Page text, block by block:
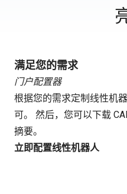
满足您的需求
门户配置器
根据您的需求定制线性机
可。 然后，您可以下载
摘要。
立即配置线性机器人